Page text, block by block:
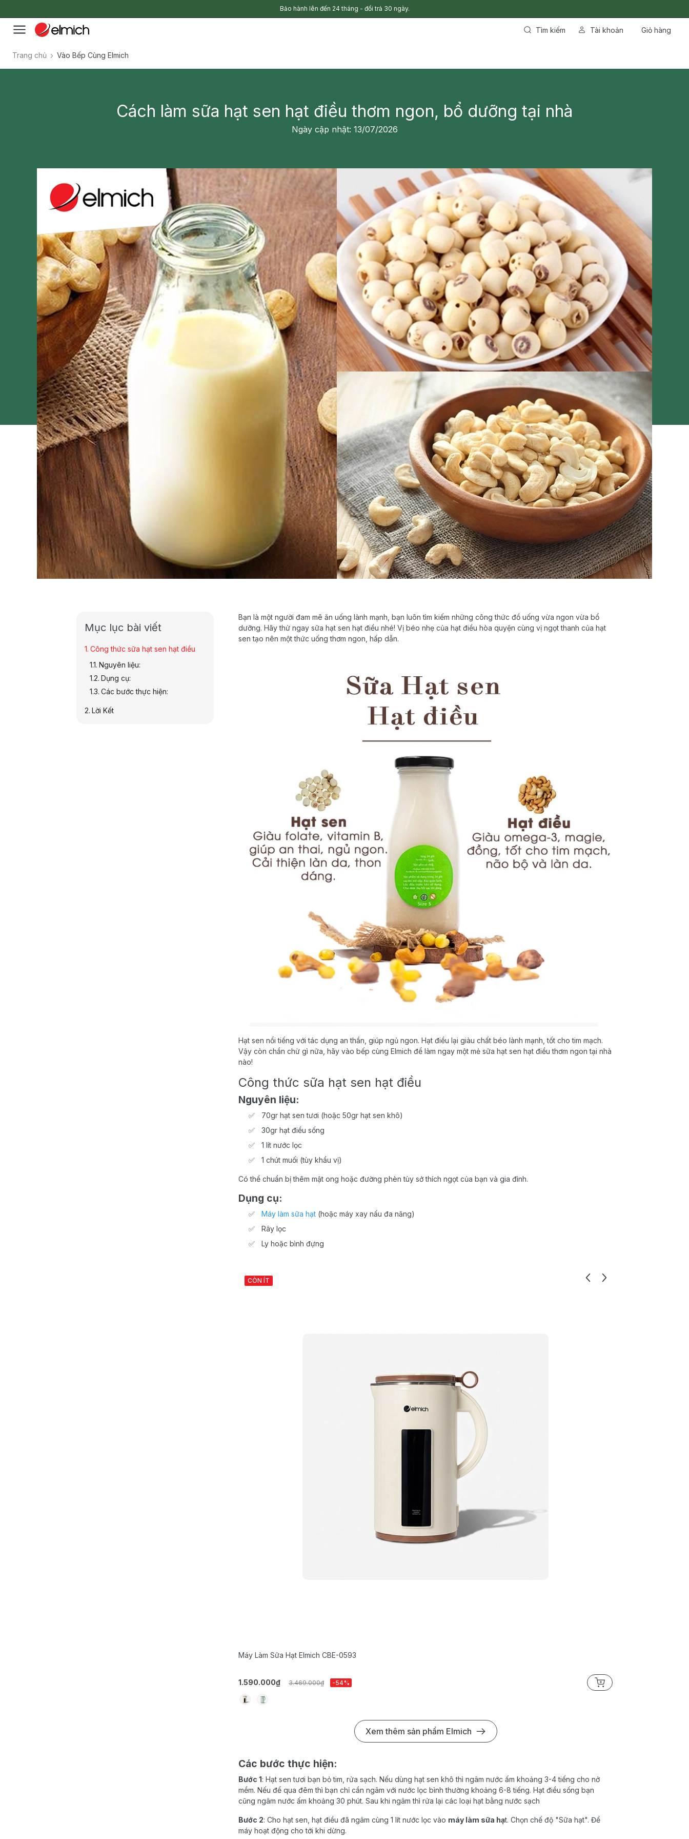
Bảo hành lên đến 24 tháng - đổi trả 30 ngày.
Tìm kiếm Tài khoản Giỏ hàng
Trang chủ Vào Bếp Cùng Elmich
Cách làm sữa hạt sen hạt điều thơm ngon, bổ dưỡng tại nhà
Ngày cập nhật: 13/07/2026
Bạn là một người đam mê ăn uống lành mạnh, bạn luôn tìm kiếm những công thức đồ uống vừa ngon vừa bổ
dưỡng. Hãy thử ngay sữa hạt sen hạt điều nhé! Vị béo nhẹ của hạt điều hòa quyện cùng vị ngọt thanh của hạt
sen tạo nên một thức uống thơm ngon, hấp dẫn.
Hạt sen nổi tiếng với tác dụng an thần, giúp ngủ ngon. Hạt điều lại giàu chất béo lành mạnh, tốt cho tim mạch.
Vậy còn chần chừ gì nữa, hãy vào bếp cùng Elmich để làm ngay một mẻ sữa hạt sen hạt điều thơm ngon tại nhà
nào!
Công thức sữa hạt sen hạt điều
Nguyên liệu:
70gr hạt sen tươi (hoặc 50gr hạt sen khô)
30gr hạt điều sống
1 lít nước lọc
1 chút muối (tùy khẩu vị)
Có thể chuẩn bị thêm mật ong hoặc đường phèn tùy sở thích ngọt của bạn và gia đình.
Dụng cụ:
Máy làm sữa hạt (hoặc máy xay nấu đa năng)
Rây lọc
Ly hoặc bình đựng
CÒN ÍT
Máy Làm Sữa Hạt Elmich CBE-0593
1.590.000₫ 3.469.000₫ -54%
Xem thêm sản phẩm Elmich
Các bước thực hiện:
Bước 1: Hạt sen tươi bạn bỏ tim, rửa sạch. Nếu dùng hạt sen khô thì ngâm nước ấm khoảng 3-4 tiếng cho nở
mềm. Nếu để qua đêm thì bạn chỉ cần ngâm với nước lọc bình thường khoảng 6-8 tiếng. Hạt điều sống bạn
cũng ngâm nước ấm khoảng 30 phút. Sau khi ngâm thì rửa lại các loại hạt bằng nước sạch
Bước 2: Cho hạt sen, hạt điều đã ngâm cùng 1 lít nước lọc vào máy làm sữa hạt. Chọn chế độ "Sữa hạt". Để
máy hoạt động cho tới khi dừng.
Mục lục bài viết
Công thức sữa hạt sen hạt điều
Nguyên liệu:
Dụng cụ:
Các bước thực hiện:
Lời Kết